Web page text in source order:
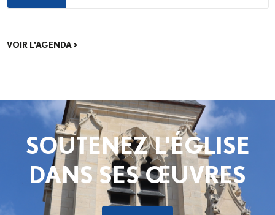
VOIR L'AGENDA >
SOUTENEZ L'ÉGLISE
DANS SES ŒUVRES